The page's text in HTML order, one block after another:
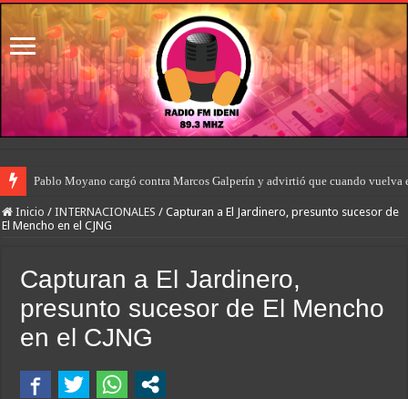
Pablo Moyano cargó contra Marcos Galperín y advirtió que cuando vuelva
Inicio / INTERNACIONALES / Capturan a El Jardinero, presunto sucesor de
El Mencho en el CJNG
Capturan a El Jardinero,
presunto sucesor de El Mencho
en el CJNG